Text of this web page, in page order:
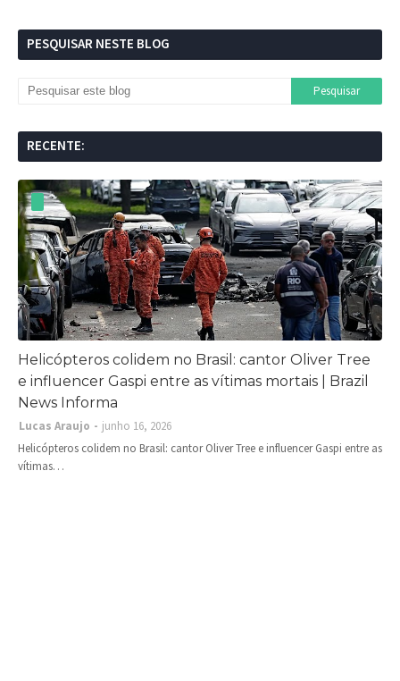
PESQUISAR NESTE BLOG
RECENTE:
Helicópteros colidem no Brasil: cantor Oliver Tree
e influencer Gaspi entre as vítimas mortais | Brazil
News Informa
Lucas Araujo
junho 16, 2026
Helicópteros colidem no Brasil: cantor Oliver Tree e influencer Gaspi entre as
vítimas…